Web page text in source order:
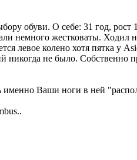
обуви. О себе: 31 год, рост
немного жестковаты.
левое колено хотя пятка
никогда не было. Собственно
именно Ваши ноги в ней